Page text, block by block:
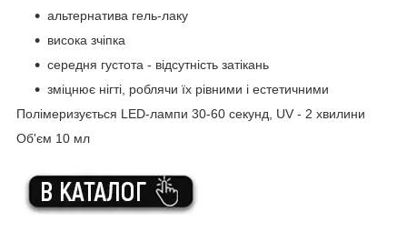
альтернатива гель-лаку
висока зчіпка
середня густота - відсутність затікань
зміцнює нігті, роблячи їх рівними і естетичними
Полімеризується LED-лампи 30-60 секунд, UV - 2 хвилини
Об'єм 10 мл